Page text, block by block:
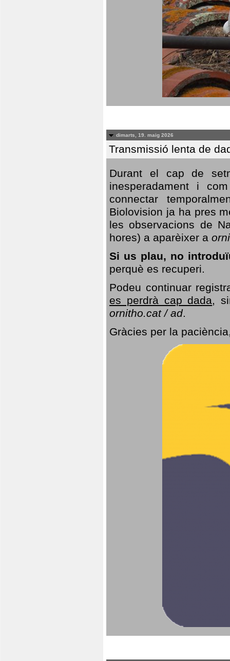
dimarts, 19. maig 2026
Transmissió lenta de
Durant el cap de
inesperadament i
connectar
Biolovision ja ha pres
les observacions de
hores) a aparèixer a
Si us plau, no
perquè es recuperi.
Podeu continuar
es perdrà cap dada,
ornitho.cat / ad.
Gràcies per la